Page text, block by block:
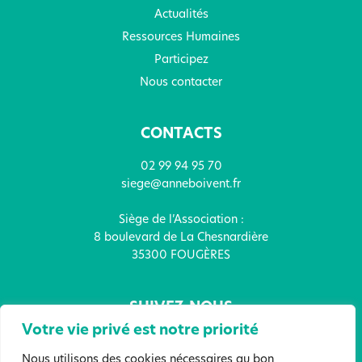
Votre vie privé est notre priorité
Actualités
Ressources Humaines
Participez
Nous contacter
CONTACTS
02 99 94 95 70
siege@anneboivent.fr
Siège de l’Association :
8 boulevard de La Chesnardière
35300 FOUGÈRES
SUIVEZ-NOUS